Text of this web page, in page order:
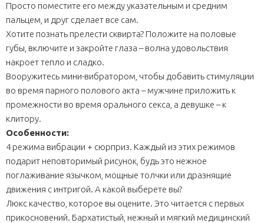
Просто поместите его между указательным и средним
пальцем, и друг сделает все сам.
Хотите познать прелести сквирта? Положите на половые
губы, включите и закройте глаза – волна удовольствия
накроет тепло и сладко.
Вооружитесь мини-вибратором, чтобы добавить стимуляции
во время парного полового акта – мужчине приложить к
промежности во время орального секса, а девушке – к
клитору.
Особенности:
4 режима вибрации + сюрприз. Каждый из этих режимов
подарит неповторимый рисунок, будь это нежное
поглаживание язычком, мощные толчки или дразнящие
движения с интригой. А какой выберете вы?
Люкс качество, которое вы оцените. Это читается с первых
прикосновений. Бархатистый, нежный и мягкий медицинский